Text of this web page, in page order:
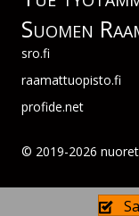
Suomen
sro.fi
raamattuopisto.fi
profide.net
© 2019-2026